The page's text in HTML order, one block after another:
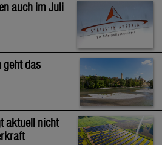
auch im Juli
geht das
aktuell nicht